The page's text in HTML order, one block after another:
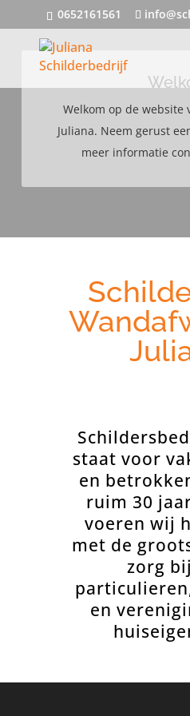
0652161561
Welkom op de
Juliana. Neem gerust
meer informatie
staat voor
en
ruim 30
voeren wij
met de
zorg
en